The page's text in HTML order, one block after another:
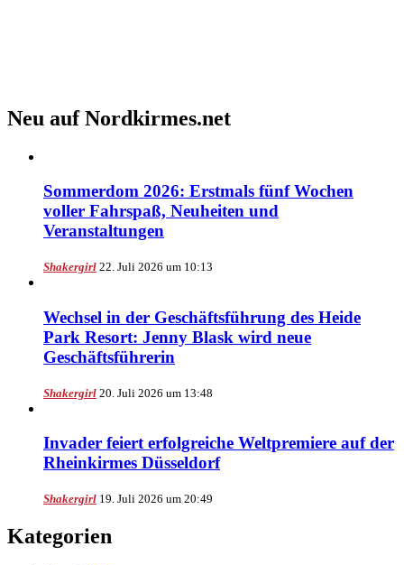
Neu auf Nordkirmes.net
Sommerdom 2026: Erstmals fünf Wochen
voller Fahrspaß, Neuheiten und
Veranstaltungen
Shakergirl 22. Juli 2026 um 10:13
Wechsel in der Geschäftsführung des Heide
Park Resort: Jenny Blask wird neue
Geschäftsführerin
Shakergirl 20. Juli 2026 um 13:48
Invader feiert erfolgreiche Weltpremiere auf der
Rheinkirmes Düsseldorf
Shakergirl 19. Juli 2026 um 20:49
Kategorien